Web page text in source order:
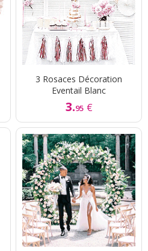
3 Rosaces Décoration
Eventail Blanc
3.95 €